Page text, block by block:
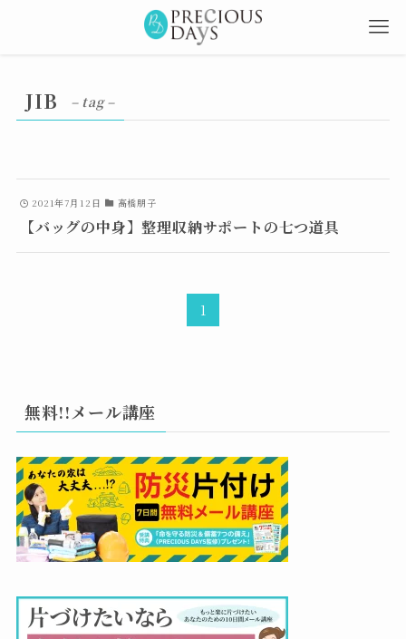
JIB – tag –
2021年7月12日 高橋朋子
【バッグの中身】整理収納サポートの七つ道具
1
無料!!メール講座